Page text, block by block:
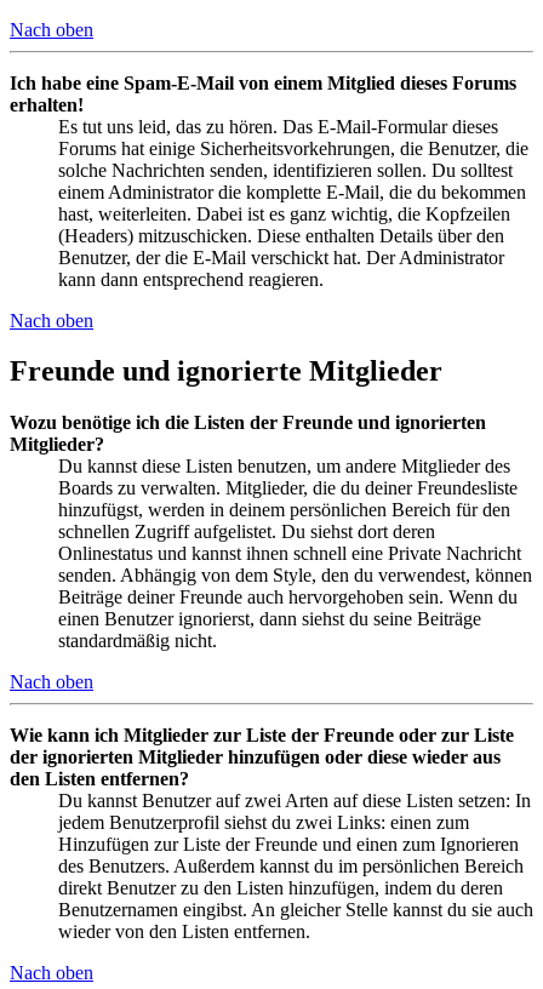
Nach oben
Ich habe eine Spam-E-Mail von einem Mitglied dieses Forums
erhalten!
Es tut uns leid, das zu hören. Das E-Mail-Formular dieses
Forums hat einige Sicherheitsvorkehrungen, die Benutzer, die
solche Nachrichten senden, identifizieren sollen. Du solltest
einem Administrator die komplette E-Mail, die du bekommen
hast, weiterleiten. Dabei ist es ganz wichtig, die Kopfzeilen
(Headers) mitzuschicken. Diese enthalten Details über den
Benutzer, der die E-Mail verschickt hat. Der Administrator
kann dann entsprechend reagieren.
Nach oben
Freunde und ignorierte Mitglieder
Wozu benötige ich die Listen der Freunde und ignorierten
Mitglieder?
Du kannst diese Listen benutzen, um andere Mitglieder des
Boards zu verwalten. Mitglieder, die du deiner Freundesliste
hinzufügst, werden in deinem persönlichen Bereich für den
schnellen Zugriff aufgelistet. Du siehst dort deren
Onlinestatus und kannst ihnen schnell eine Private Nachricht
senden. Abhängig von dem Style, den du verwendest, können
Beiträge deiner Freunde auch hervorgehoben sein. Wenn du
einen Benutzer ignorierst, dann siehst du seine Beiträge
standardmäßig nicht.
Nach oben
Wie kann ich Mitglieder zur Liste der Freunde oder zur Liste
der ignorierten Mitglieder hinzufügen oder diese wieder aus
den Listen entfernen?
Du kannst Benutzer auf zwei Arten auf diese Listen setzen: In
jedem Benutzerprofil siehst du zwei Links: einen zum
Hinzufügen zur Liste der Freunde und einen zum Ignorieren
des Benutzers. Außerdem kannst du im persönlichen Bereich
direkt Benutzer zu den Listen hinzufügen, indem du deren
Benutzernamen eingibst. An gleicher Stelle kannst du sie auch
wieder von den Listen entfernen.
Nach oben